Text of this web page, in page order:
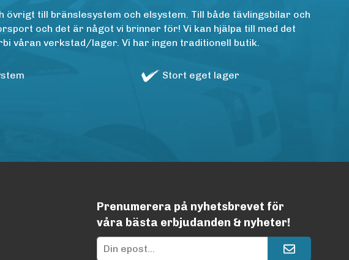
till bränslesystem och elsystem. Till både tävlingsbilar och
och det är något vi brinner för! Vi kan hjälpa till med det
våran verkstad/lager. Vi har ingen traditionell butik.
Stort eget lager
Prenumerera på nyhetsbrevet för
våra bästa erbjudanden & nyheter!